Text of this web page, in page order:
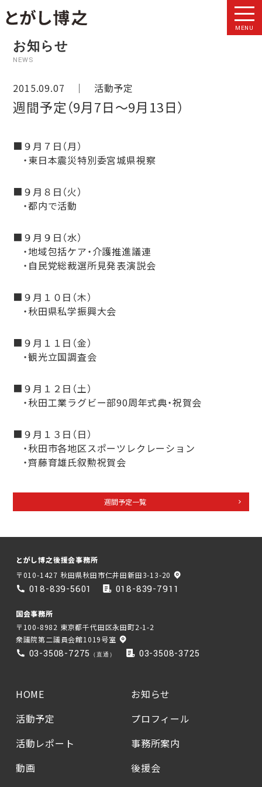
MENU
お知らせ
NEWS
2015.09.07 ｜ 活動予定
週間予定（9月7日〜9月13日）
■９月７日（月）
・東日本震災特別委宮城県視察
■９月８日（火）
・都内で活動
■９月９日（水）
・地域包括ケア・介護推進議連
・自民党総裁選所見発表演説会
■９月１０日（木）
・秋田県私学振興大会
■９月１１日（金）
・観光立国調査会
■９月１２日（土）
・秋田工業ラグビー部90周年式典・祝賀会
■９月１３日（日）
・秋田市各地区スポーツレクレーション
・齊藤育雄氏叙勲祝賀会
週間予定一覧
とがし博之後援会事務所
〒010-1427 秋田県秋田市仁井田新田3-13-20
018-839-5601 018-839-7911
国会事務所
〒100-8982 東京都千代田区永田町2-1-2
衆議院第二議員会館1019号室
03-3508-7275 （直通） 03-3508-3725
HOME
お知らせ
活動予定
プロフィール
活動レポート
事務所案内
動画
後援会